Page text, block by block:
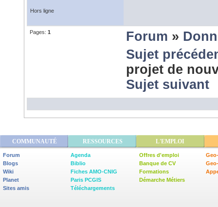
Hors ligne
Pages: 1 Forum »
Sujet
projet de
Sujet suivant
COMMUNAUTÉ RESSOURCES L'EMPLOI
Forum
Blogs
Wiki
Planet
Sites amis
Agenda
Biblio
Fiches AMO-CNIG
Paris PCGIS
Téléchargements
Offres d'emploi
Banque de CV
Formations
Démarche Métiers